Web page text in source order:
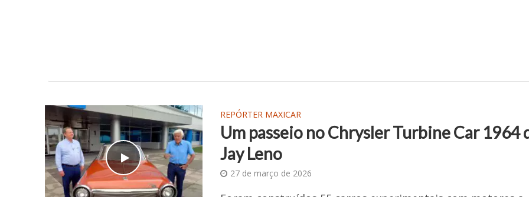
REPÓRTER MAXICAR
Um passeio no Chrysler Turbine Car 1964
Jay Leno
27 de março de 2026